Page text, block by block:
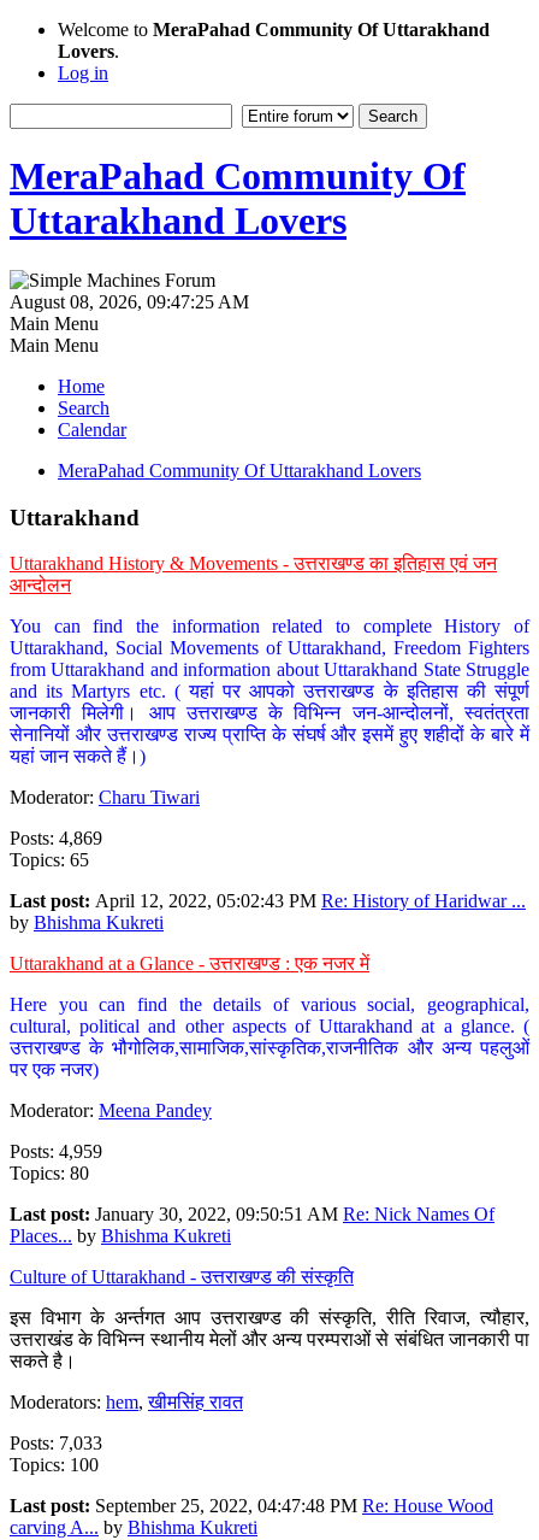
Welcome to MeraPahad Community Of Uttarakhand
Lovers.
Log in
MeraPahad Community Of
Uttarakhand Lovers
August 08, 2026, 09:47:25 AM
Main Menu
Main Menu
Home
Search
Calendar
MeraPahad Community Of Uttarakhand Lovers
Uttarakhand
Uttarakhand History & Movements - उत्तराखण्ड का इतिहास एवं जन
आन्दोलन
You can find the information related to complete History of
Uttarakhand, Social Movements of Uttarakhand, Freedom Fighters
from Uttarakhand and information about Uttarakhand State Struggle
and its Martyrs etc. ( यहां पर आपको उत्तराखण्ड के इतिहास की संपूर्ण
जानकारी मिलेगी। आप उत्तराखण्ड के विभिन्न जन-आन्दोलनों, स्वतंत्रता
सेनानियों और उत्तराखण्ड राज्य प्राप्ति के संघर्ष और इसमें हुए शहीदों के बारे में
यहां जान सकते हैं।)
Moderator: Charu Tiwari
Posts: 4,869
Topics: 65
Last post: April 12, 2022, 05:02:43 PM Re: History of Haridwar ...
by Bhishma Kukreti
Uttarakhand at a Glance - उत्तराखण्ड : एक नजर में
Here you can find the details of various social, geographical,
cultural, political and other aspects of Uttarakhand at a glance. (
उत्तराखण्ड के भौगोलिक,सामाजिक,सांस्कृतिक,राजनीतिक और अन्य पहलुओं
पर एक नजर)
Moderator: Meena Pandey
Posts: 4,959
Topics: 80
Last post: January 30, 2022, 09:50:51 AM Re: Nick Names Of
Places... by Bhishma Kukreti
Culture of Uttarakhand - उत्तराखण्ड की संस्कृति
इस विभाग के अर्न्तगत आप उत्तराखण्ड की संस्कृति, रीति रिवाज, त्यौहार,
उत्तराखंड के विभिन्न स्थानीय मेलों और अन्य परम्पराओं से संबंधित जानकारी पा
सकते है।
Moderators: hem,खीमसिंह रावत
Posts: 7,033
Topics: 100
Last post: September 25, 2022, 04:47:48 PM Re: House Wood
carving A... by Bhishma Kukreti